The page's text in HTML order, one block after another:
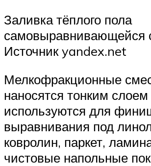
Заливка тёплого пола
самовыравнивающейся
Источник yandex.net
Мелкофракционные
наносятся тонким слоем
используются для
выравнивания под
ковролин, паркет,
чистовые напольные